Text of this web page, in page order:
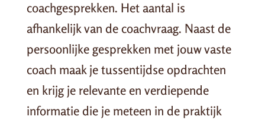
coachgesprekken. Het aantal is
afhankelijk van de coachvraag. Naast de
persoonlijke gesprekken met jouw vaste
coach maak je tussentijdse opdrachten
en krijg je relevante en verdiepende
informatie die je meteen in de praktijk